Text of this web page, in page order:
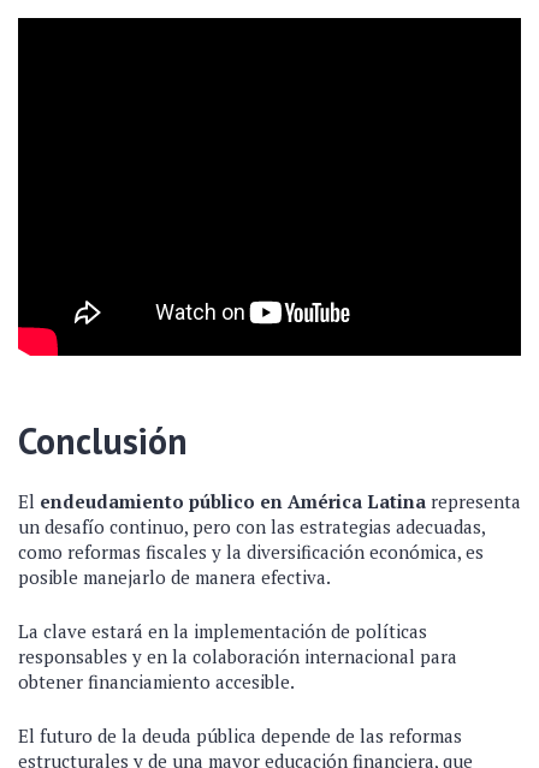
Conclusión
El endeudamiento público en América Latina representa
un desafío continuo, pero con las estrategias adecuadas,
como reformas fiscales y la diversificación económica, es
posible manejarlo de manera efectiva.
La clave estará en la implementación de políticas
responsables y en la colaboración internacional para
obtener financiamiento accesible.
El futuro de la deuda pública depende de las reformas
estructurales y de una mayor educación financiera, que